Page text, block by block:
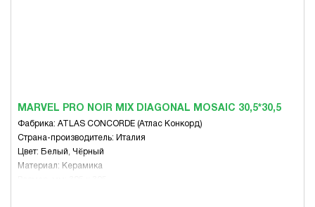
MARVEL PRO NOIR MIX DIAGONAL MOSAIC 30,5*30,5
Фабрика: ATLAS CONCORDE (Атлас Конкорд)
Страна-производитель: Италия
Цвет: Белый, Чёрный
Материал: Керамика